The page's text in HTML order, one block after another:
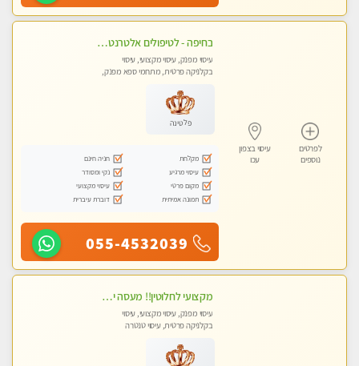
לפרטים
נוספים
עיסוי בצפון
עכו
בחיפה - לטיפולים אלטרנטיביים לעיסוי מרגיע ומפנק VIP-מומלץ לחלוטין! פרטי! ​​​​​​ Highly recommended-לקביעת תור נא להתקשר ....
עיסוי מפנק, עיסוי מקצועי, עיסוי
בקלניקה פרטית, מתחמי ספא מפנק,
פלטינה
מקלחת
חניה חינם
עיסוי מרגיע
נקי ומסודר
מקום פרטי
עיסוי מקצועי
תמונה אמיתית
דוברת עיברית
055-4532039
מקצועי לחלוטין!! מעסה יפה איכותית מקצועית ומפנקת מאוד פרטי מומלץ בחום.עיסוי מפנק מאוווד.
עיסוי מפנק, עיסוי מקצועי, עיסוי
בקלניקה פרטית, עיסוי טנטרה